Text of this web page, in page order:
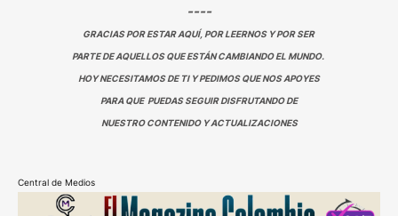
----
GRACIAS POR ESTAR AQUÍ, POR LEERNOS Y POR SER
PARTE DE AQUELLOS QUE ESTÁN CAMBIANDO EL MUNDO.
HOY NECESITAMOS DE TI Y PEDIMOS QUE NOS APOYES
PARA QUE PUEDAS SEGUIR DISFRUTANDO DE
NUESTRO CONTENIDO Y ACTUALIZACIONES
Central de Medios